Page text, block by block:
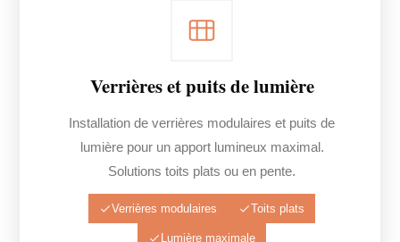
Verrières et puits de lumière
Installation de verrières modulaires et puits de
lumière pour un apport lumineux maximal.
Solutions toits plats ou en pente.
Verrières modulaires Toits plats
Lumière maximale